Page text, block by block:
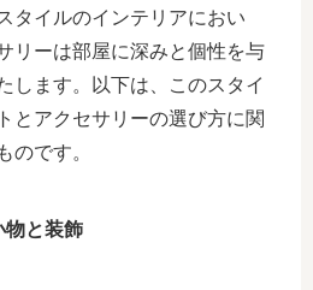
タイルのインテリアにおい
リーは部屋に深みと個性を与
します。以下は、このスタイ
とアクセサリーの選び方に関
のです。
物と装飾